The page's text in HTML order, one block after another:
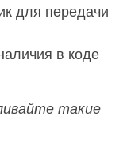
для передачи
в коде
такие